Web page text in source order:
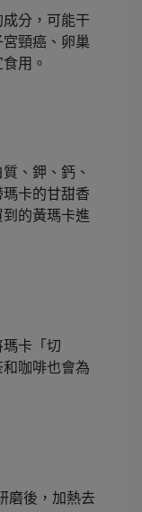
分，可能干
頸癌、卵巢
用。
、鉀、鈣、
卡的甘甜香
的黃瑪卡進
卡「切
咖啡也會為
磨後，加熱去